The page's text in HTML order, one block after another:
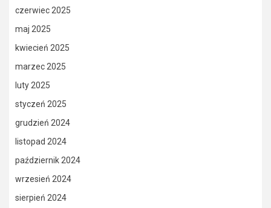
czerwiec 2025
maj 2025
kwiecień 2025
marzec 2025
luty 2025
styczeń 2025
grudzień 2024
listopad 2024
październik 2024
wrzesień 2024
sierpień 2024